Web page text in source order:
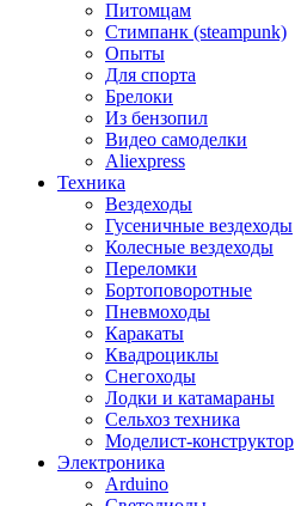
Питомцам
Стимпанк (steampunk)
Опыты
Для спорта
Брелоки
Из бензопил
Видео самоделки
Aliexpress
Техника
Вездеходы
Гусеничные вездеходы
Колесные вездеходы
Переломки
Бортоповоротные
Пневмоходы
Каракаты
Квадроциклы
Снегоходы
Лодки и катамараны
Сельхоз техника
Моделист-конструктор
Электроника
Arduino